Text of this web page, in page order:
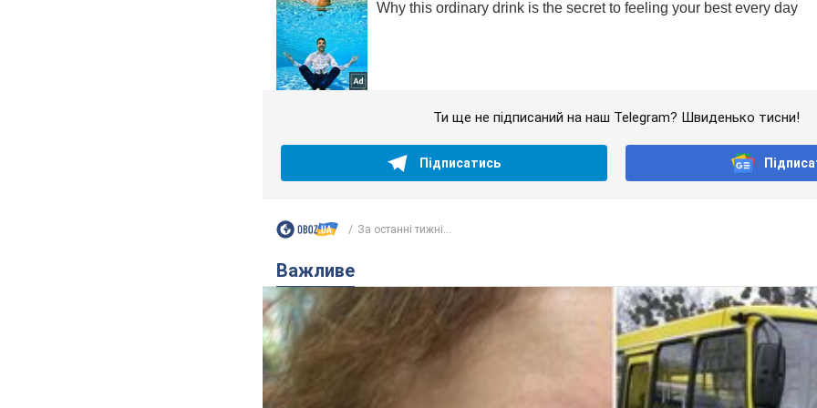
Ти ще не підписаний на наш Telegram? Швиденько тисни!
Підписатись
За останні тижні...
Важливе